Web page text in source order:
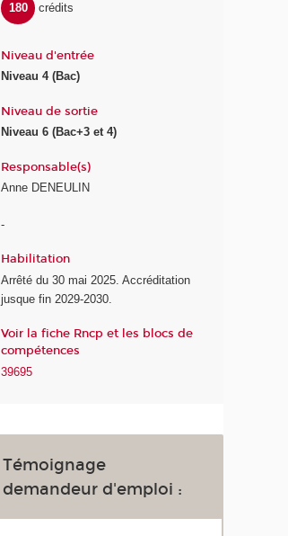
180 crédits
Niveau d'entrée
Niveau 4 (Bac)
Niveau de sortie
Niveau 6 (Bac+3 et 4)
Responsable(s)
Anne DENEULIN
-
Habilitation
Arrêté du 30 mai 2025. Accréditation
jusque fin 2029-2030.
Voir la fiche Rncp et les blocs de
compétences
39695
Témoignage
demandeur d'emploi :